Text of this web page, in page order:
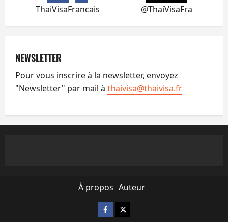
ThaiVisaFrancais @ThaiVisaFra
NEWSLETTER
Pour vous inscrire à la newsletter, envoyez
"Newsletter" par mail à thaivisa@thaivisa.fr
À propos Auteur
Facebook
X